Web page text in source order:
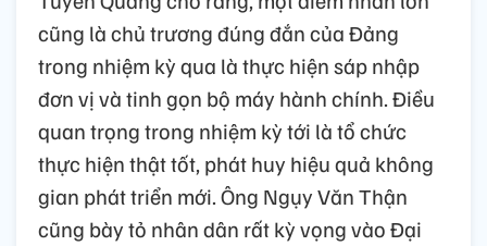
cũng là chủ trương đúng đắn của Đảng
trong nhiệm kỳ qua là thực hiện sáp nhập
đơn vị và tinh gọn bộ máy hành chính. Điều
quan trọng trong nhiệm kỳ tới là tổ chức
thực hiện thật tốt, phát huy hiệu quả không
gian phát triển mới. Ông Ngụy Văn Thận
cũng bày tỏ nhân dân rất kỳ vọng vào Đại